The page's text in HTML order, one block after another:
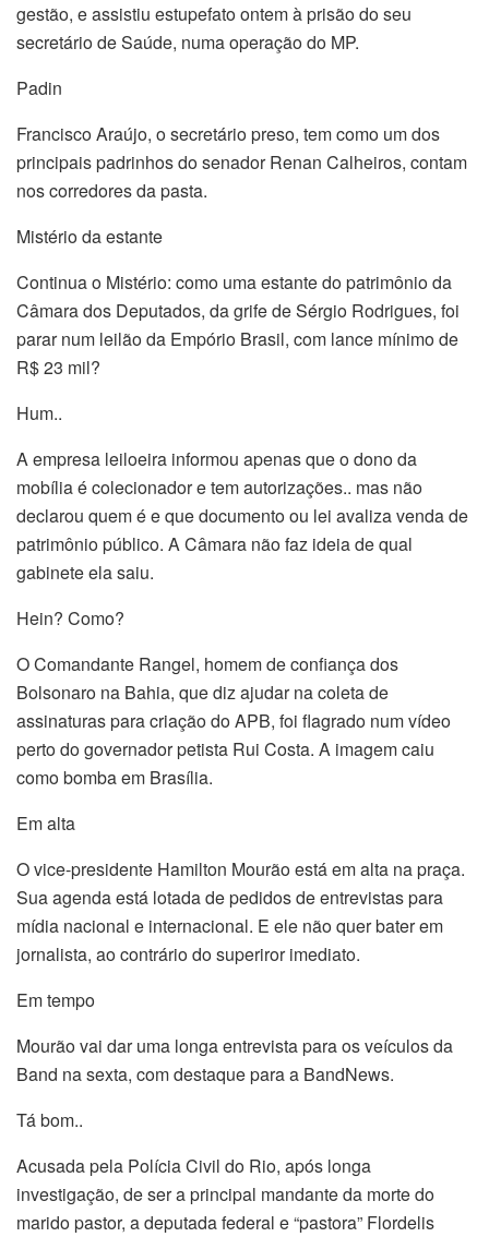
gestão, e assistiu estupefato ontem à prisão do seu
secretário de Saúde, numa operação do MP.
Padin
Francisco Araújo, o secretário preso, tem como um dos
principais padrinhos do senador Renan Calheiros, contam
nos corredores da pasta.
Mistério da estante
Continua o Mistério: como uma estante do patrimônio da
Câmara dos Deputados, da grife de Sérgio Rodrigues, foi
parar num leilão da Empório Brasil, com lance mínimo de
R$ 23 mil?
Hum..
A empresa leiloeira informou apenas que o dono da
mobília é colecionador e tem autorizações.. mas não
declarou quem é e que documento ou lei avaliza venda de
patrimônio público. A Câmara não faz ideia de qual
gabinete ela saiu.
Hein? Como?
O Comandante Rangel, homem de confiança dos
Bolsonaro na Bahia, que diz ajudar na coleta de
assinaturas para criação do APB, foi flagrado num vídeo
perto do governador petista Rui Costa. A imagem caiu
como bomba em Brasília.
Em alta
O vice-presidente Hamilton Mourão está em alta na praça.
Sua agenda está lotada de pedidos de entrevistas para
mídia nacional e internacional. E ele não quer bater em
jornalista, ao contrário do superiror imediato.
Em tempo
Mourão vai dar uma longa entrevista para os veículos da
Band na sexta, com destaque para a BandNews.
Tá bom..
Acusada pela Polícia Civil do Rio, após longa
investigação, de ser a principal mandante da morte do
marido pastor, a deputada federal e “pastora” Flordelis